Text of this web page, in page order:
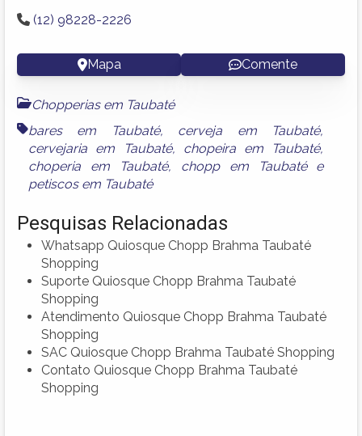
(12) 98228-2226
Mapa Comente
Chopperias em Taubaté
bares em Taubaté, cerveja em Taubaté,
cervejaria em Taubaté, chopeira em Taubaté,
choperia em Taubaté, chopp em Taubatée
petiscos em Taubaté
Pesquisas Relacionadas
Whatsapp Quiosque Chopp Brahma Taubaté
Shopping
Suporte Quiosque Chopp Brahma Taubaté
Shopping
Atendimento Quiosque Chopp Brahma Taubaté
Shopping
SAC Quiosque Chopp Brahma Taubaté Shopping
Contato Quiosque Chopp Brahma Taubaté
Shopping